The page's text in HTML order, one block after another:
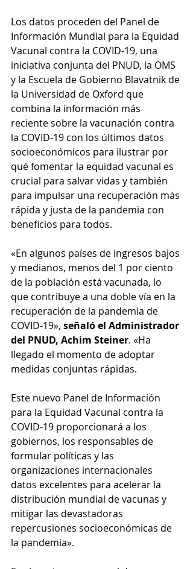
Los datos proceden del Panel de
Información Mundial para la Equidad
Vacunal contra la COVID-19, una
iniciativa conjunta del PNUD, la OMS
y la Escuela de Gobierno Blavatnik de
la Universidad de Oxford que
combina la información más
reciente sobre la vacunación contra
la COVID-19 con los últimos datos
socioeconómicos para ilustrar por
qué fomentar la equidad vacunal es
crucial para salvar vidas y también
para impulsar una recuperación más
rápida y justa de la pandemia con
beneficios para todos.
«En algunos países de ingresos bajos
y medianos, menos del 1 por ciento
de la población está vacunada, lo
que contribuye a una doble vía en la
recuperación de la pandemia de
COVID-19», señaló el Administrador
del PNUD, Achim Steiner. «Ha
llegado el momento de adoptar
medidas conjuntas rápidas.
Este nuevo Panel de Información
para la Equidad Vacunal contra la
COVID-19 proporcionará a los
gobiernos, los responsables de
formular políticas y las
organizaciones internacionales
datos excelentes para acelerar la
distribución mundial de vacunas y
mitigar las devastadoras
repercusiones socioeconómicas de
la pandemia».